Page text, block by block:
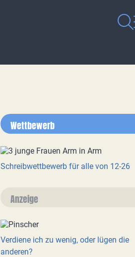
Wettbewerb
Schreibwettbewerb für alle von 12-26
Anzeige
Verdiene ich zu wenig, oder lügen die
anderen?